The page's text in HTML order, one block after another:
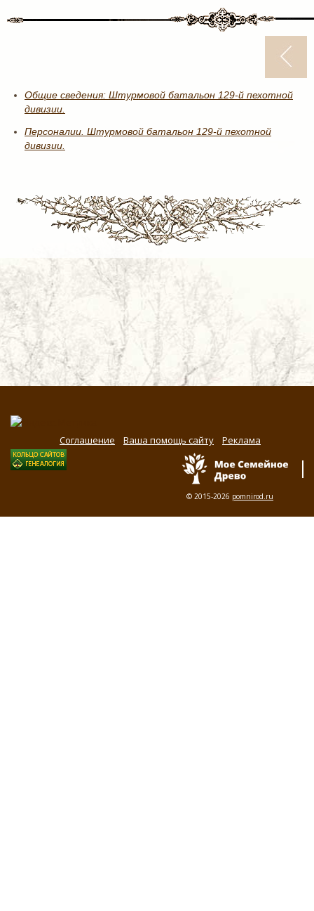
Общие сведения: Штурмовой батальон 129-й пехотной
дивизии.
Персоналии. Штурмовой батальон 129-й пехотной
дивизии.
Соглашение Ваша помощь сайту Реклама
© 2015-2026 pomnirod.ru